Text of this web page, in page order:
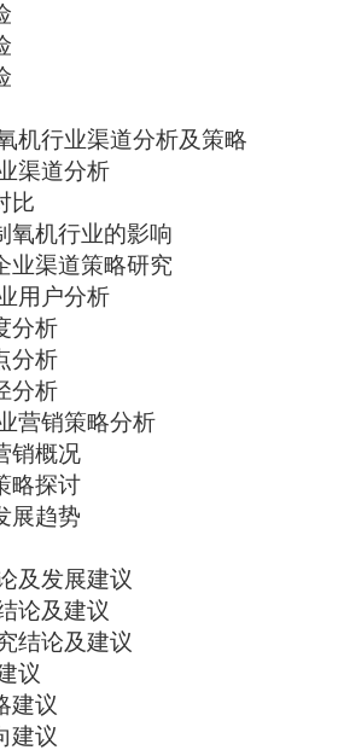
机行业渠道分析及策略
渠道分析
比
氧机行业的影响
业渠道策略研究
用户分析
分析
分析
分析
营销策略分析
销概况
略探讨
展趋势
及发展建议
论及建议
结论及建议
议
建议
建议